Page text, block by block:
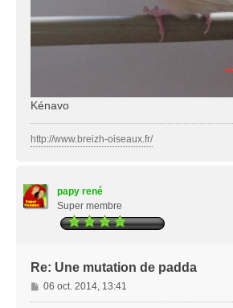
Kénavo
http://www.breizh-oiseaux.fr/
papy rené
Super membre
Re: Une mutation de padda
M
e
06 oct. 2014, 13:41